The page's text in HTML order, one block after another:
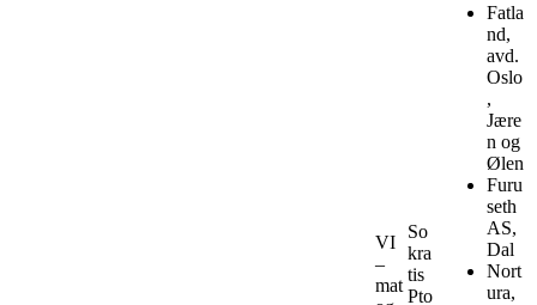
VI
–
mat
So
kra
tis
Pto
Fatla
nd,
avd.
Oslo
,
Jære
n og
Ølen
Furu
seth
AS,
Dal
Nort
ura,